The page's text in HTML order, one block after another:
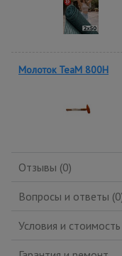
Молоток TeaM 800H
Отзывы (0)
Вопросы и ответы
Условия и